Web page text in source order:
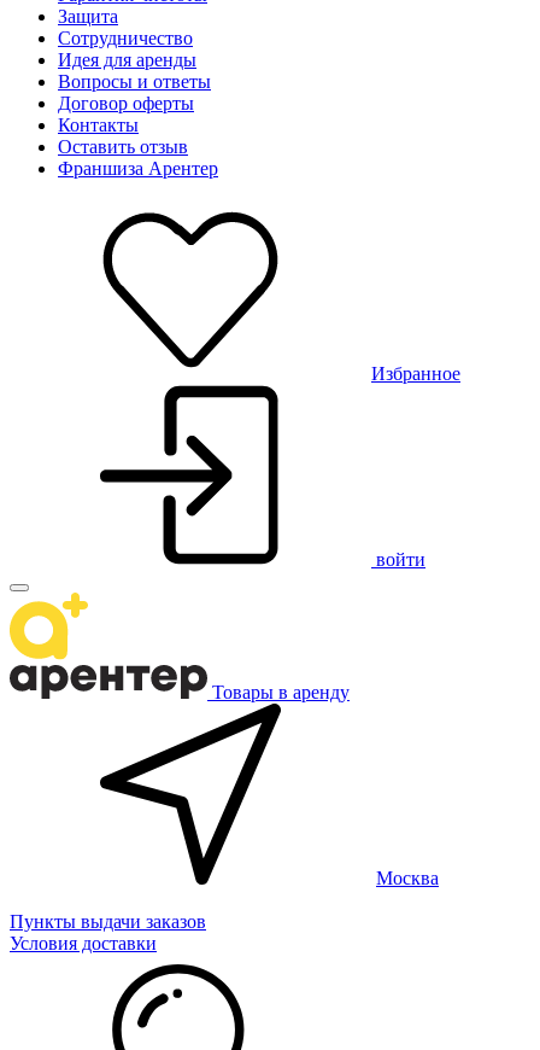
Защита
Сотрудничество
Идея для аренды
Вопросы и ответы
Договор оферты
Контакты
Оставить отзыв
Франшиза Арентер
Избранное
войти
Товары в аренду
Москва
Пункты выдачи заказов
Условия доставки